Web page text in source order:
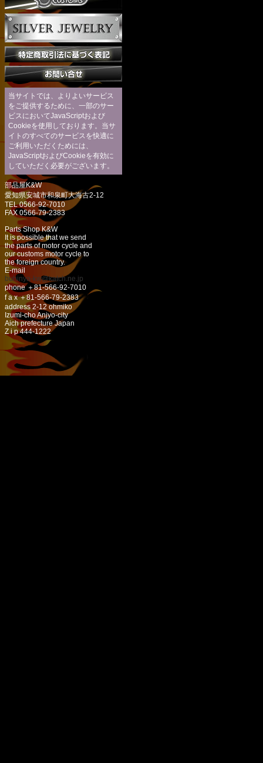
当サイトでは、よりよいサービス
をご提供するために、一部のサー
ビスにおいてJavaScriptおよび
Cookieを使用しております。当サ
イトのすべてのサービスを快適に
ご利用いただくためには、
JavaScriptおよびCookieを有効に
していただく必要がございます。
部品屋K&W
愛知県安城市和泉町大海古2-12
TEL 0566-92-7010
FAX 0566-79-2383
Parts Shop K&W
It is possible that we send
the parts of motor cycle and
our customs motor cycle to
the foreign country.
E-mail
buhinya-kw@katch.ne.jp
phone ＋81-566-92-7010
f a x ＋81-566-79-2383
address 2-12 ohmiko
Izumi-cho Anjyo-city
Aich prefecture Japan
Z i p 444-1222